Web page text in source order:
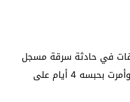
في حادثة سرقة مسجل
خطير لشقة في منطقة المرج ، وأمرت بحبسه 4 أيام على